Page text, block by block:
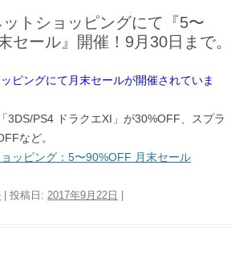
トショッピングにて『5〜
セール』開催！9月30日まで。
ピングにて月末セールが開催されていま
3DS/PS4 ドラクエXI」が30%OFF、スプラ
など。
ッピング：5〜90%OFF 月末セール
| 投稿日: 2017年9月22日